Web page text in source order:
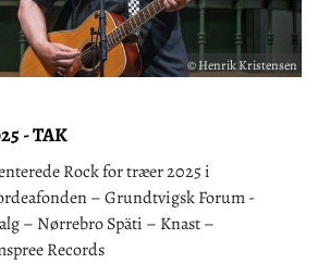
© Henrik Kristensen
- TAK
Rock for træer 2025 i
– Grundtvigsk Forum -
– Nørrebro Späti – Knast –
Records